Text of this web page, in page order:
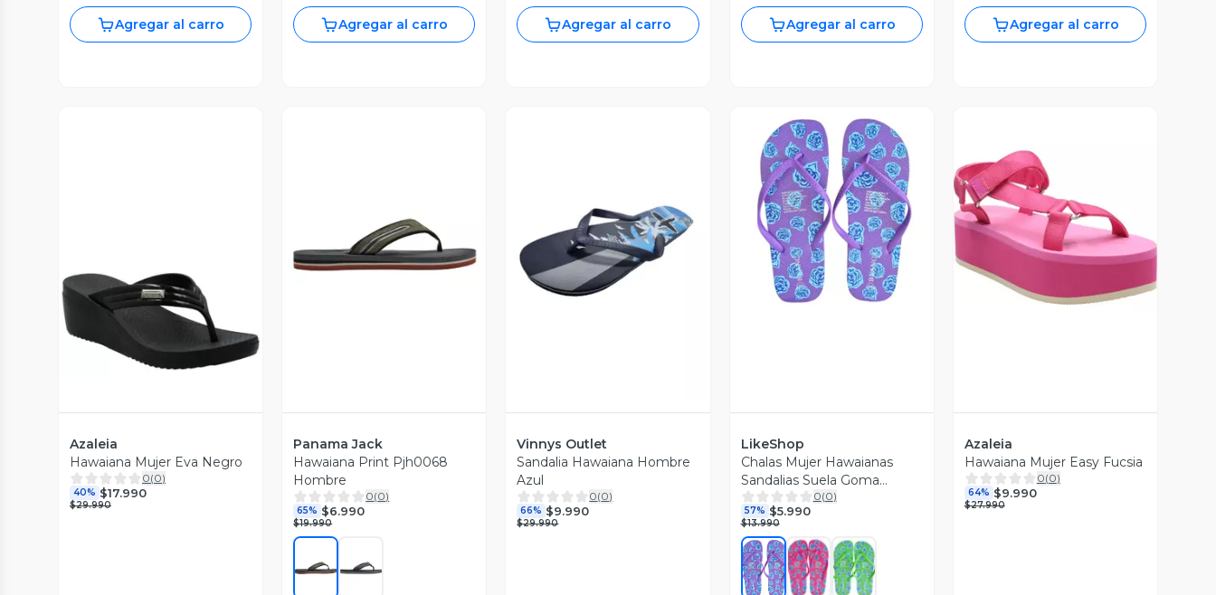
Agregar al carro Agregar al carro Agregar al carro Agregar al carro Agregar al carro
Azaleia
Hawaiana Mujer Eva Negro
0(0)
40% $17.990
$29.990
Vista Previa
Panama Jack
Hawaiana Print Pjh0068
Hombre
0(0)
65% $6.990
$19.990
Vista Previa
Vinnys Outlet
Sandalia Hawaiana Hombre
Azul
0(0)
66% $9.990
$29.990
Vista Previa
LikeShop
Chalas Mujer Hawaianas
Sandalias Suela Goma
Colores 115 0(0)
57% $5.990
$13.990
Vista Previa
Azaleia
Hawaiana Mujer Easy Fucsia
0(0)
64% $9.990
$27.990